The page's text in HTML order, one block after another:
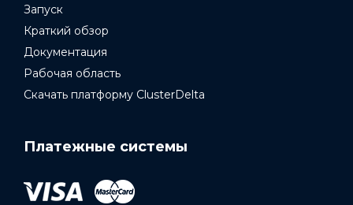
Запуск
Краткий обзор
Документация
Рабочая область
Скачать платформу ClusterDelta
Платежные системы